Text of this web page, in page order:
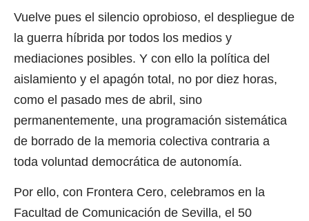
Vuelve pues el silencio oprobioso, el despliegue de
la guerra híbrida por todos los medios y
mediaciones posibles. Y con ello la política del
aislamiento y el apagón total, no por diez horas,
como el pasado mes de abril, sino
permanentemente, una programación sistemática
de borrado de la memoria colectiva contraria a
toda voluntad democrática de autonomía.
Por ello, con Frontera Cero, celebramos en la
Facultad de Comunicación de Sevilla, el 50